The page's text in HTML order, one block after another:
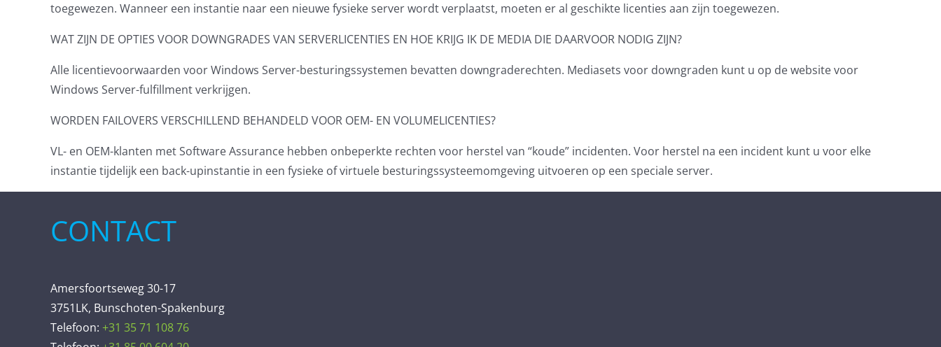
toegewezen. Wanneer een instantie naar een nieuwe fysieke server wordt verplaatst, moeten er al geschikte licenties aan zijn toegewezen.
WAT ZIJN DE OPTIES VOOR DOWNGRADES VAN SERVERLICENTIES EN HOE KRIJG IK DE MEDIA DIE DAARVOOR NODIG ZIJN?
Alle licentievoorwaarden voor Windows Server-besturingssystemen bevatten downgraderechten. Mediasets voor downgraden kunt u op de website voor
Windows Server-fulfillment verkrijgen.
WORDEN FAILOVERS VERSCHILLEND BEHANDELD VOOR OEM- EN VOLUMELICENTIES?
VL- en OEM-klanten met Software Assurance hebben onbeperkte rechten voor herstel van “koude” incidenten. Voor herstel na een incident kunt u voor elke
instantie tijdelijk een back-upinstantie in een fysieke of virtuele besturingssysteemomgeving uitvoeren op een speciale server.
CONTACT
Amersfoortseweg 30-17
3751LK, Bunschoten-Spakenburg
Telefoon: +31 35 71 108 76